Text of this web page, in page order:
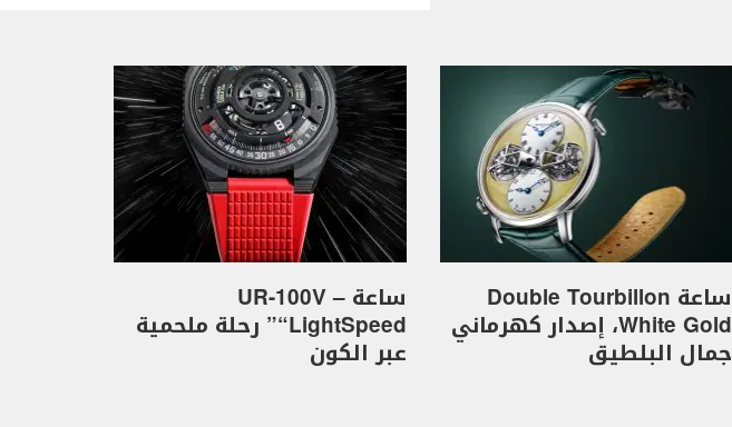
ساعة Double Tourbillon
White Gold، إصدار كهرماني
جمال البلطيق
ساعة UR-100V –
“LightSpeed” رحلة ملحمية
عبر الكون